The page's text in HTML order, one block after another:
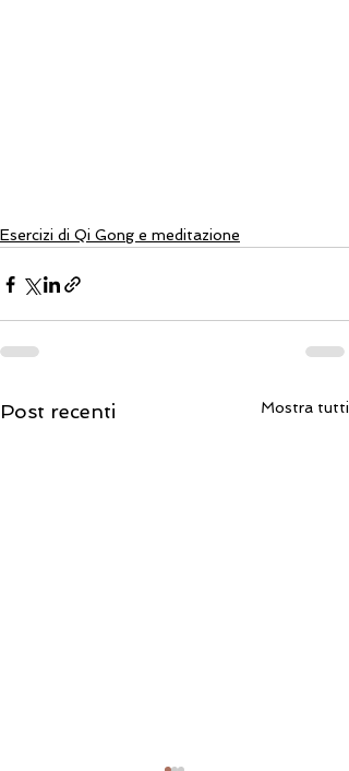
Esercizi di Qi Gong e meditazione
Post recenti Mostra tutti